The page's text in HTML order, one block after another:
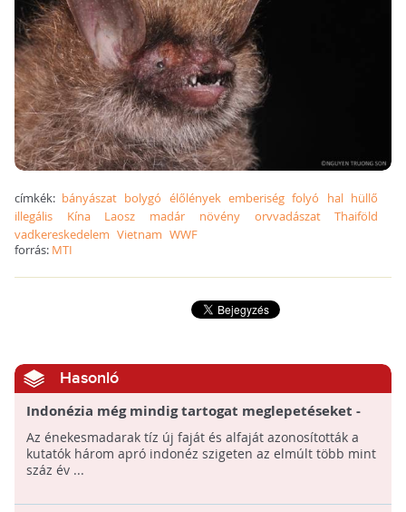
címkék: bányászat bolygó élőlények emberiség folyó hal hüllő
illegális
Kína Laosz madár növény orvvadászat
Thaiföld
vadkereskedelem Vietnam WWF
forrás: MTI
Hasonló
Indonézia még mindig tartogat meglepetéseket -
10 új madárfajt fedeztek fel a szigeteken
Az énekesmadarak tíz új faját és alfaját azonosították a
kutatók három apró indonéz szigeten az elmúlt több mint
száz év ...